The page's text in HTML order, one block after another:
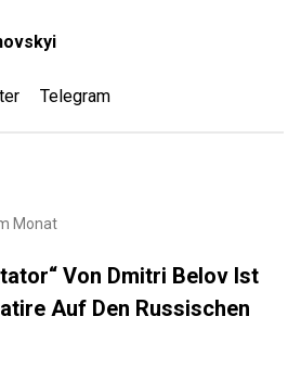
Telegram
Monat
Von Dmitri Belov Ist
Auf Den Russischen